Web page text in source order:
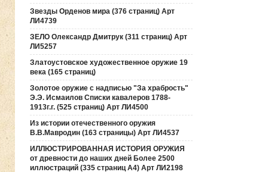
Звезды Орденов мира (376 страниц) Арт
ЛИ4739
ЗЕЛО Олександр Дмитрук (311 страниц) Арт
ЛИ5257
Златоустовское художественное оружие 19
века (165 страниц)
Золотое оружие с надписью "За храбрость"
Э.Э. Исмаилов Списки кавалеров 1788-
1913г.г. (525 страниц) Арт ЛИ4500
Из истории отечественного оружия
В.В.Мавродин (163 страницы) Арт ЛИ4537
ИЛЛЮСТРИРОВАННАЯ ИСТОРИЯ ОРУЖИЯ
от древности до наших дней Более 2500
иллюстраций (335 страниц А4) Арт ЛИ2198